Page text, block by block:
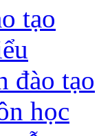
tạo
đào tạo
học